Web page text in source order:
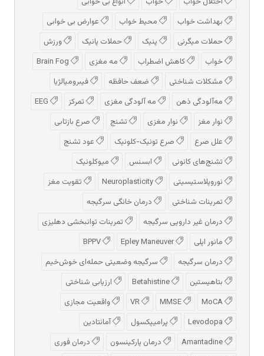
بهداشت خواب
محیط خواب
عوارض بی خوابی
حملات میگرنی
پنیک حملات پانیک
ورزش
خواب
کاهش اضطراب مه مغزی
مشکلات شناختی
ضعف حافظه
فیبرومیالژیا
مه‌آلودگی ذهن
مه‌ آلودگی مغزی تمرکز
نوار مغز
نوار مغزی تشنج
صرع بازتابی
علل صرع
صرع تونیک-کلونیک
عود تشنج
تشنج‌های کانونی
ابسنس
میوکلونیک
نوروپلاستیسیتی
تقویت مغز
تمرینات شناختی
درمان خانگی سرگیجه
درمان غیر دارویی سرگیجه
تمرینات توانبخشی دهلیزی
مانور اپلی
درمان سرگیجه
سرگیجه وضعیتی حمله‌ای خوش‌خیم
بتاهیستین
ارزیابی شناختی
واقعیت مجازی
پرامیپکسول
آمانتادین
درمان پارکینسون
درمان فوری